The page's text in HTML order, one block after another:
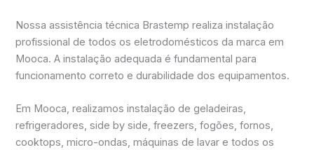
Nossa assistência técnica Brastemp realiza instalação
profissional de todos os eletrodomésticos da marca em
Mooca. A instalação adequada é fundamental para
funcionamento correto e durabilidade dos equipamentos.
Em Mooca, realizamos instalação de geladeiras,
refrigeradores, side by side, freezers, fogões, fornos,
cooktops, micro-ondas, máquinas de lavar e todos os